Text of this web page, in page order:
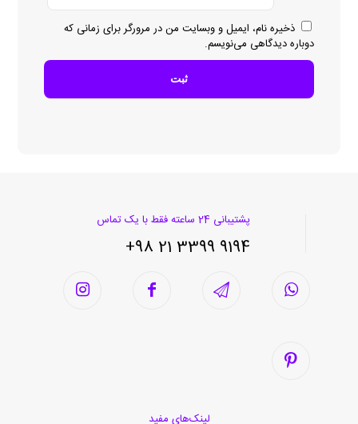
ذخیره نام، ایمیل و وبسایت من در مرورگر برای زمانی که
دوباره دیدگاهی می‌نویسم.
پشتیبانی 24 ساعته فقط با یک تماس
9194 3399 21 98+
لینک‌های مفید